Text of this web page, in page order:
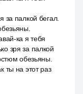
за палкой бегал.
ка я тебя
зря за палкой
обезьяны.
ты на этот раз